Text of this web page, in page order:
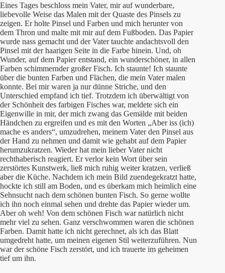
Eines Tages beschloss mein Vater, mir auf wunderbare,
liebevolle Weise das Malen mit der Quaste des Pinsels zu
zeigen. Er holte Pinsel und Farben und mich herunter von
dem Thron und malte mit mir auf dem Fußboden. Das Papier
wurde nass gemacht und der Vater tauchte andachtsvoll den
Pinsel mit der haarigen Seite in die Farbe hinein. Und, oh
Wunder, auf dem Papier entstand, ein wunderschöner, in allen
Farben schimmernder großer Fisch. Ich staunte! Ich staunte
über die bunten Farben und Flächen, die mein Vater malen
konnte. Bei mir waren ja nur dünne Striche, und den
Unterschied empfand ich tief. Trotzdem ich überwältigt von
der Schönheit des farbigen Fisches war, meldete sich ein
Eigenwille in mir, der mich zwang das Gemälde mit beiden
Händchen zu ergreifen und es mit den Worten „Aber iss (ich)
mache es anders“, umzudrehen, meinem Vater den Pinsel aus
der Hand zu nehmen und damit wie gehabt auf dem Papier
herumzukratzen. Wieder hat mein lieber Vater nicht
rechthaberisch reagiert. Er verlor kein Wort über sein
zerstörtes Kunstwerk, ließ mich ruhig weiter kratzen, verließ
aber die Küche. Nachdem ich mein Bild zuendegekratzt hatte,
hockte ich still am Boden, und es überkam mich heimlich eine
Sehnsucht nach dem schönen bunten Fisch. So gerne wollte
ich ihn noch einmal sehen und drehte das Papier wieder um.
Aber oh weh! Von dem schönen Fisch war natürlich nicht
mehr viel zu sehen. Ganz verschwommen waren die schönen
Farben. Damit hatte ich nicht gerechnet, als ich das Blatt
umgedreht hatte, um meinen eigenen Stil weiterzuführen. Nun
war der schöne Fisch zerstört, und ich trauerte im geheimen
tief um ihn.